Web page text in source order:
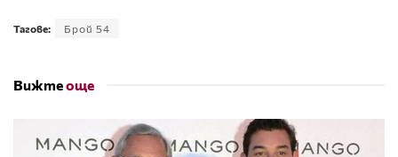
Тагове: Брой 54
Вижтеоще